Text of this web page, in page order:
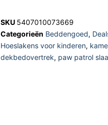
SKU 5407010073669
Categorieën Beddengoed,
Hoeslakens voor kinderen,
dekbedovertrek, paw patrol